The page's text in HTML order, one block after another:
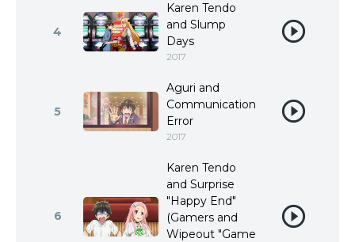
4
Karen Tendo
and Slump
Days
2017
5
Aguri and
Communication
Error
2017
6
Karen Tendo
and Surprise
"Happy End"
(Gamers and
Wipeout "Game